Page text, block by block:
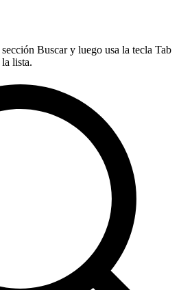
Buscar y luego usa la tecla Tab
lista.